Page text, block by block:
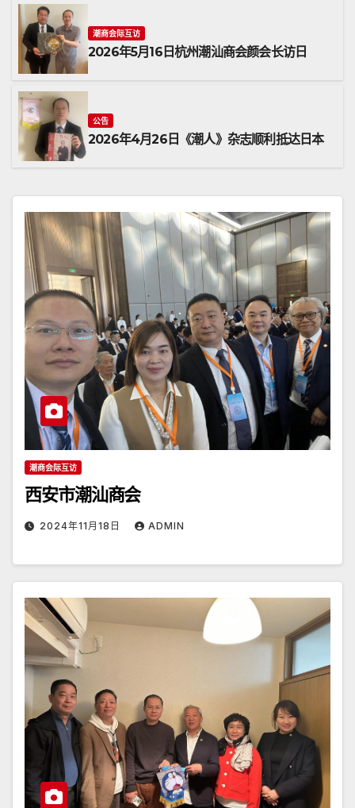
潮商会际互访
2026年5月16日杭州潮汕商会颜会长访日
公告
2026年4月26日《潮人》杂志顺利抵达日本
潮商会际互访
西安市潮汕商会
2024年11月18日 ADMIN